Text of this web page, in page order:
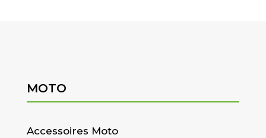
MOTO
Accessoires Moto